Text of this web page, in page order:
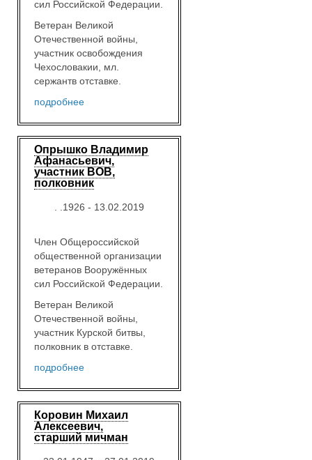
сил Российской Федерации.
Ветеран Великой
Отечественной войны,
участник освобождения
Чехословакии, мл.
сержантв отставке.
подробнее
Опрышко Владимир
Афанасьевич,
участник ВОВ,
полковник
. .1926 - 13.02.2019
Член Общероссийской
общественной организации
ветеранов Вооружённых
сил Российской Федерации.
Ветеран Великой
Отечественной войны,
участник Курской битвы,
полковник в отставке.
подробнее
Коровин Михаил
Алексеевич,
старший мичман